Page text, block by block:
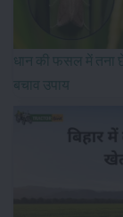
धान की फसल में तना
बचाव उपाय